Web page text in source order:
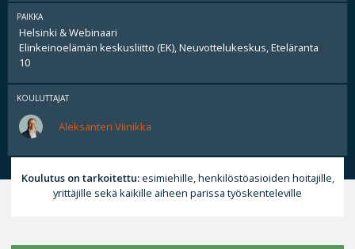
PAIKKA
Helsinki & Webinaari
Elinkeinoelämän keskusliitto (EK), Neuvottelukeskus, Eteläranta
10
KOULUTTAJAT
Aleksanteri Viinikka
Koulutus on tarkoitettu:esimiehille, henkilöstöasioiden hoitajille,
yrittäjille sekä kaikille aiheen parissa työskenteleville